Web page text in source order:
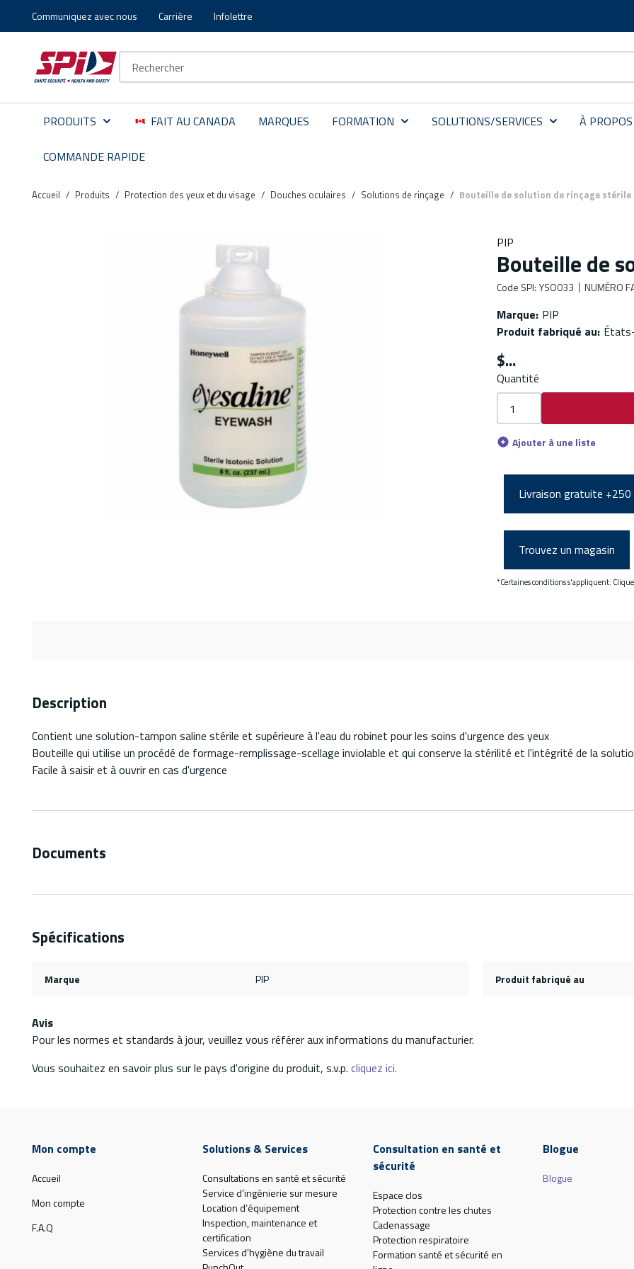
Aller au contenu principal
Skip to menu
Skip to footer
Communiquez avec nous Carrière Infolettre
PRODUITS FAIT AU CANADA MARQUES FORMATION SOLUTIONS/SERVICES À PROPOS
COMMANDE RAPIDE
Accueil / Produits / Protection des yeux et du visage / Douches oculaires / Solutions de rinçage / Bouteille de solution de rinçage stérile
PIP
Bouteille de
Code SPI: YSO033 NUMÉRO
Marque: PIP
Produit fabriqué au:
$
Quantité
Ajouter à une liste
Livraison gratuite
Trouvez un magasin
*Certaines conditions s'appliquent.
Description
Contient une solution-tampon saline stérile et supérieure à l'eau du robinet pour les soins d'urgence des yeux
Bouteille qui utilise un procédé de formage-remplissage-scellage inviolable et qui conserve la stérilité et l'intégrité de la
Facile à saisir et à ouvrir en cas d'urgence
Documents
Spécifications
Marque PIP Produit fabriqué au
Avis
Pour les normes et standards à jour, veuillez vous référer aux informations du manufacturier.
Vous souhaitez en savoir plus sur le pays d'origine du produit, s.v.p. cliquez ici.
Mon compte
Accueil
Mon compte
F.A.Q
Solutions & Services
Consultations en santé et sécurité
Service d’ingénierie sur mesure
Location d’équipement
Inspection, maintenance et
certification
Services d'hygiène du travail
Consultation en santé et
sécurité
Espace clos
Protection contre les chutes
Cadenassage
Protection respiratoire
Formation santé et sécurité en
Blogue
Blogue